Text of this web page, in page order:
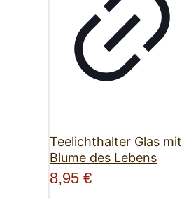
Teelichthalter Glas mit
Blume des Lebens
8,95 €